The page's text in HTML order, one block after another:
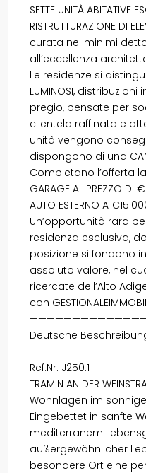
SETTE UNITÀ ABITATIVE
RISTRUTTURAZIONE DI
curata nei minimi
all’eccellenza
Le residenze si
LUMINOSI,
pregio, pensate per
clientela raffinata e
unità vengono
dispongono di una
Completano l’offerta
GARAGE AL PREZZO
AUTO ESTERNO A
Un’opportunità rara
residenza esclusiva,
posizione si fondono
assoluto valore, nel
ricercate dell’Alto
con
Deutsche
Ref.Nr: J250.1
TRAMIN AN DER
Wohnlagen im
Eingebettet in sanfte
mediterranem
außergewöhnlicher
besondere Ort eine